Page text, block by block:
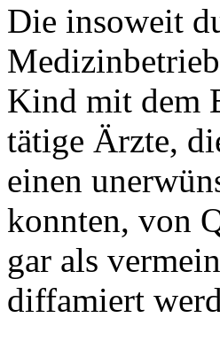
Die insoweit
Kind mit dem
tätige Ärzte,
einen
konnten, von
gar als
diffamiert